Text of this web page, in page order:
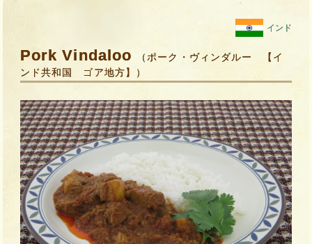
インド
Pork Vindaloo
（ポーク・ヴィンダルー 【イ
ンド共和国 ゴア地方】）